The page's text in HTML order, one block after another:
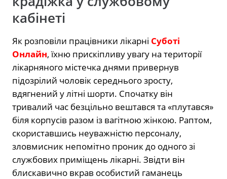
кабінеті
Як розповіли працівники лікарні Суботі
Онлайн, їхню прискіпливу увагу на території
лікарняного містечка днями привернув
підозрілий чоловік середнього зросту,
вдягнений у літні шорти. Спочатку він
тривалий час безцільно вештався та «плутався»
біля корпусів разом із вагітною жінкою. Раптом,
скориставшись неуважністю персоналу,
зловмисник непомітно проник до одного зі
службових приміщень лікарні. Звідти він
блискавично вкрав особистий гаманець